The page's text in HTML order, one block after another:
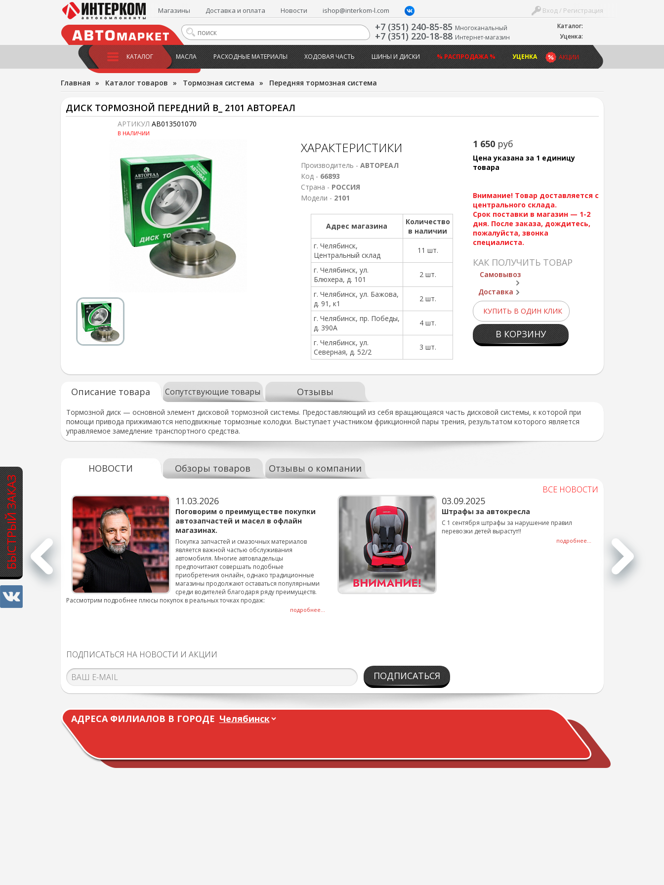
БЫСТРЫЙ ЗАКАЗ
Каталог:
Уценка:
Вход / Регистрация
Магазины Доставка и оплата Новости ishop@interkom-l.com
+7 (351) 240-85-85 Многоканальный
+7 (351) 220-18-88 Интернет-магазин
АКЦИИ
КАТАЛОГ МАСЛА РАСХОДНЫЕ МАТЕРИАЛЫ ХОДОВАЯ ЧАСТЬ ШИНЫ И ДИСКИ % РАСПРОДАЖА % УЦЕНКА
Главная » Каталог товаров » Тормозная система » Передняя тормозная система
ДИСК ТОРМОЗНОЙ ПЕРЕДНИЙ В_ 2101 АВТОРЕАЛ
АРТИКУЛ AB013501070
В НАЛИЧИИ
1 650 руб
Цена указана за 1 единицу
товара
Внимание! Товар доставляется с
центрального склада.
Срок поставки в магазин — 1-2
дня. После заказа, дождитесь,
пожалуйста, звонка
специалиста.
КАК ПОЛУЧИТЬ ТОВАР
Самовывоз
Доставка
КУПИТЬ В ОДИН КЛИК
В КОРЗИНУ
ХАРАКТЕРИСТИКИ
Производитель - АВТОРЕАЛ
Код - 66893
Страна - РОССИЯ
Модели - 2101
Адрес магазина
Количество
в наличии
г. Челябинск,
Центральный склад
11 шт.
г. Челябинск, ул.
Блюхера, д. 101
2 шт.
г. Челябинск, ул. Бажова,
д. 91, к1
2 шт.
г. Челябинск, пр. Победы,
д. 390А
4 шт.
г. Челябинск, ул.
Северная, д. 52/2
3 шт.
Описание товара Сопутствующие товары Отзывы
Тормозной диск — основной элемент дисковой тормозной системы. Предоставляющий из себя вращающаяся часть дисковой системы, к которой при
помощи привода прижимаются неподвижные тормозные колодки. Выступает участником фрикционной пары трения, результатом которого является
управляемое замедление транспортного средства.
НОВОСТИ Обзоры товаров Отзывы о компании
ВСЕ НОВОСТИ
для
смены шин на
подробнее...
11.03.2026
Поговорим о преимуществе покупки
автозапчастей и масел в офлайн
магазинах.
Покупка запчастей и смазочных материалов
является важной частью обслуживания
автомобиля. Многие автовладельцы
предпочитают совершать подобные
приобретения онлайн, однако традиционные
магазины продолжают оставаться популярными
среди водителей благодаря ряду преимуществ.
Рассмотрим подробнее плюсы покупок в реальных точках продаж:
подробнее...
03.09.2025
Штрафы за автокресла
С 1 сентября штрафы за нарушение правил
перевозки детей вырастут!!
подробнее...
ПОДПИСАТЬСЯ НА НОВОСТИ И АКЦИИ
ПОДПИСАТЬСЯ
АДРЕСА ФИЛИАЛОВ В ГОРОДЕ